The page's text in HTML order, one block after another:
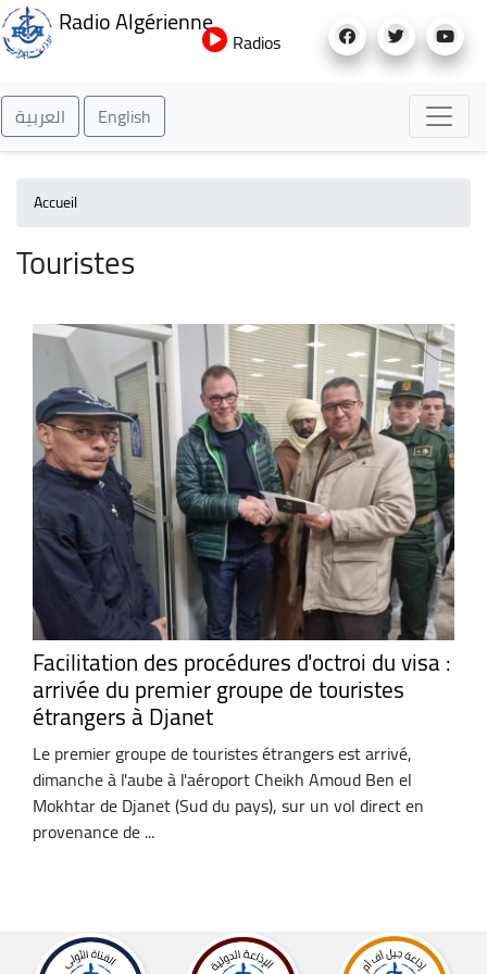
au
Radio Algérienne
Radios
العربية English
Accueil
Touristes
Facilitation des procédures d'octroi du visa :
arrivée du premier groupe de touristes
étrangers à Djanet
Le premier groupe de touristes étrangers est arrivé,
dimanche à l'aube à l'aéroport Cheikh Amoud Ben el
Mokhtar de Djanet (Sud du pays), sur un vol direct en
provenance de ...